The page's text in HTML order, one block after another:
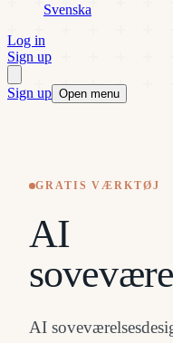
Svenska
Log in
Sign up
Sign up Open menu
GRATIS VÆRKTØJ
AI
AI